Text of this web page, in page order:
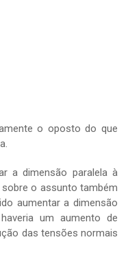
o oposto do que
a dimensão paralela à
o assunto também
aumentar a dimensão
um aumento de
das tensões normais